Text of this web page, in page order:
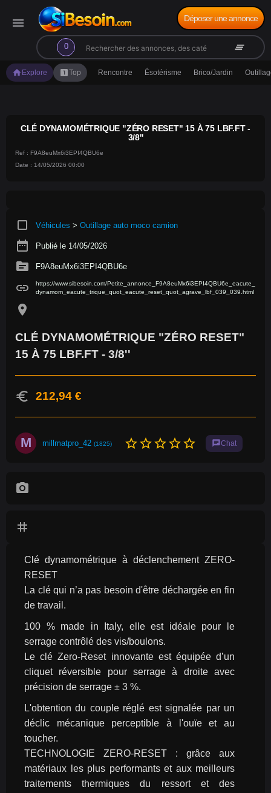
menu
0
search clear_all
Déposer une annonce
home Explore looks_oneTop Rencontre Ésotérisme Brico/Jardin
CLÉ DYNAMOMÉTRIQUE "ZÉRO RESET" 15 À 75 LBF.FT -
3/8''
Ref : F9A8euMx6i3EPI4QBU6e
Date : 14/05/2026 00:00
crop_square Véhicules > Outillage auto moco camion
date_range Publié le 14/05/2026
source F9A8euMx6i3EPI4QBU6e
link
https://www.sibesoin.com/Petite_annonce_F9A8euMx6i3EPI4QBU6e_eacute_
dynamom_eacute_trique_quot_eacute_reset_quot_agrave_lbf_039_039.html
location_on
CLÉ DYNAMOMÉTRIQUE "ZÉRO RESET"
15 À 75 LBF.FT - 3/8''
euro 212,94 €
M millmatpro_42 (1825) star_borderstar_borderstar_borderstar_borderstar_border chatChat
photo_camera
tag
Clé dynamométrique à déclenchement ZERO-
RESET
La clé qui n’a pas besoin d'être déchargée en fin
de travail.
100 % made in Italy, elle est idéale pour le
serrage contrôlé des vis/boulons.
Le clé Zero-Reset innovante est équipée d’un
cliquet réversible pour serrage à droite avec
précision de serrage ± 3 %.
L'obtention du couple réglé est signalée par un
déclic mécanique perceptible à l'ouïe et au
toucher.
TECHNOLOGIE ZERO-RESET : grâce aux
matériaux les plus performants et aux meilleurs
traitements thermiques du ressort et des